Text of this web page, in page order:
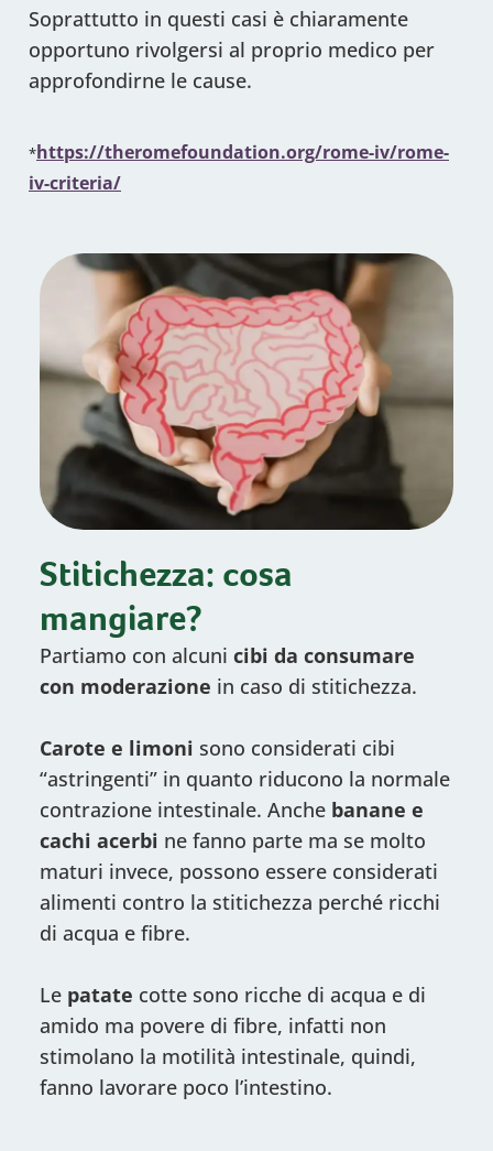
Soprattutto in questi casi è chiaramente
opportuno rivolgersi al proprio medico per
approfondirne le cause.
*https://theromefoundation.org/rome-iv/rome-
iv-criteria/
Stitichezza: cosa
mangiare?
Partiamo con alcuni cibi da consumare
con moderazione in caso di stitichezza.
Carote e limoni sono considerati cibi
“astringenti” in quanto riducono la normale
contrazione intestinale. Anche banane e
cachi acerbi ne fanno parte ma se molto
maturi invece, possono essere considerati
alimenti contro la stitichezza perché ricchi
di acqua e fibre.
Le patate cotte sono ricche di acqua e di
amido ma povere di fibre, infatti non
stimolano la motilità intestinale, quindi,
fanno lavorare poco l’intestino.